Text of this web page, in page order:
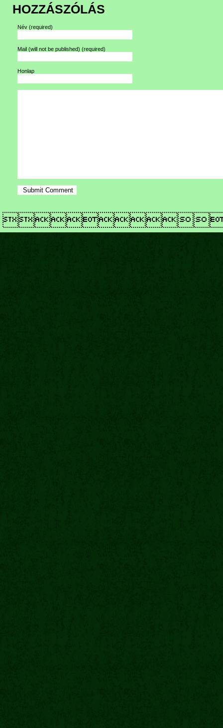
HOZZÁSZÓLÁS
Név (required)
Mail (will not be published) (required)
Honlap